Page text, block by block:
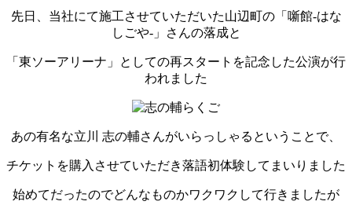
先日、当社にて施工させていただいた山辺町の「噺館-はな
しごや-」さんの落成と
「東ソーアリーナ」としての再スタートを記念した公演が行
われました
あの有名な立川 志の輔さんがいらっしゃるということで、
チケットを購入させていただき落語初体験してまいりました
始めてだったのでどんなものかワクワクして行きましたが